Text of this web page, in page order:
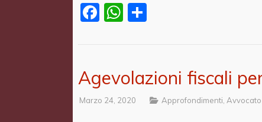
Facebook
WhatsApp
Agevolazioni fiscali
Marzo 24, 2020 Approfondimenti